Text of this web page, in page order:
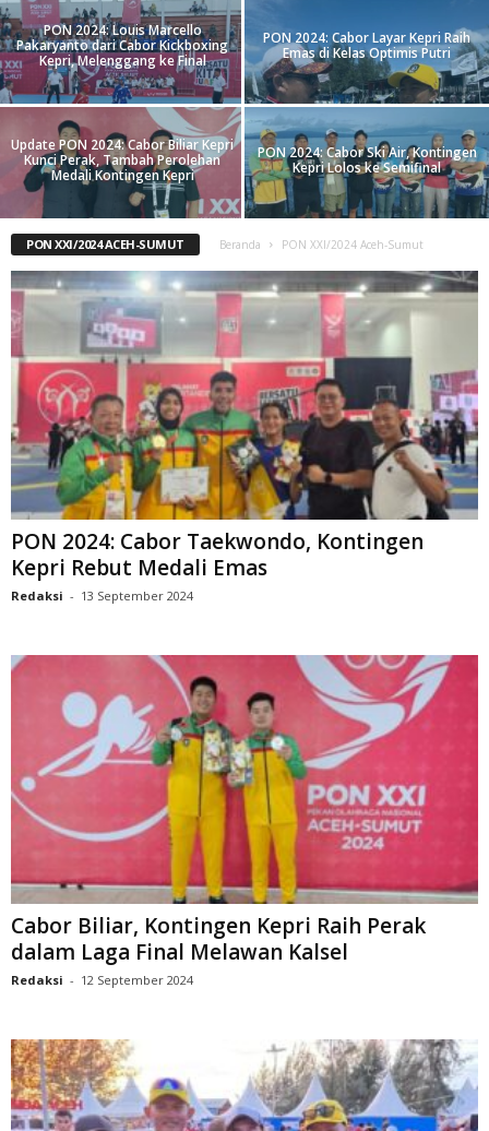
PON 2024: Louis Marcello
Pakaryanto dari Cabor Kickboxing
Kepri, Melenggang ke Final
PON 2024: Cabor Layar Kepri Raih
Emas di Kelas Optimis Putri
Update PON 2024: Cabor Biliar Kepri
Kunci Perak, Tambah Perolehan
Medali Kontingen Kepri
PON 2024: Cabor Ski Air, Kontingen
Kepri Lolos ke Semifinal
PON XXI/2024 ACEH-SUMUT Beranda PON XXI/2024 Aceh-Sumut
PON 2024: Cabor Taekwondo, Kontingen
Kepri Rebut Medali Emas
Redaksi - 13 September 2024
Cabor Biliar, Kontingen Kepri Raih Perak
dalam Laga Final Melawan Kalsel
Redaksi - 12 September 2024